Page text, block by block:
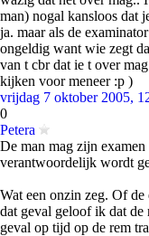
man) nogal kansloos dat
ja. maar als de
ongeldig want wie zegt
van t cbr dat ie t over
kijken voor meneer :p )
vrijdag 7 oktober 2005,
0
Petera
De man mag zijn
verantwoordelijk wordt
Wat een onzin zeg. Of
dat geval geloof ik dat de
geval op tijd op de rem